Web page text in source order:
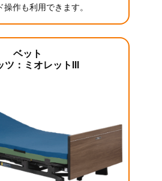
作も利用できます。
ベット
ツ：ミオレットIII